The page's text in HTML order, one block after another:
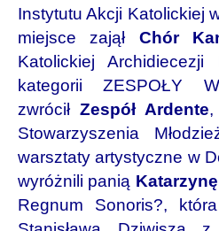
Instytutu Akcji Katolickiej
miejsce zajął Chór
Katolickiej
kategorii ZESPOŁY
zwrócił Zespół Ardente,
Stowarzyszenia
warsztaty artystyczne w
wyróżnili panią
Regnum Sonoris?,